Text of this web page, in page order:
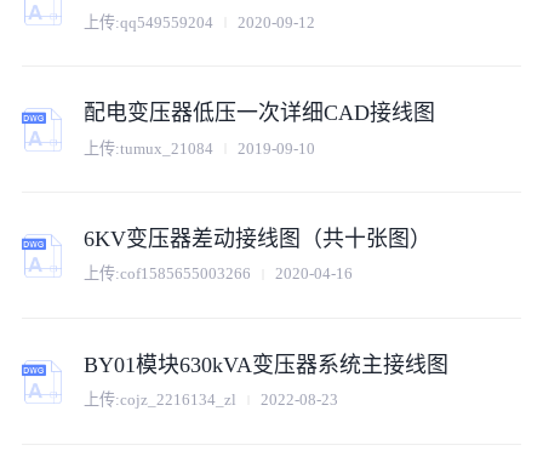
上传:qq549559204 2020-09-12
配电变压器低压一次详细CAD接线图
上传:tumux_21084 2019-09-10
6KV变压器差动接线图（共十张图）
上传:cof1585655003266 2020-04-16
BY01模块630kVA变压器系统主接线图
上传:cojz_2216134_zl 2022-08-23